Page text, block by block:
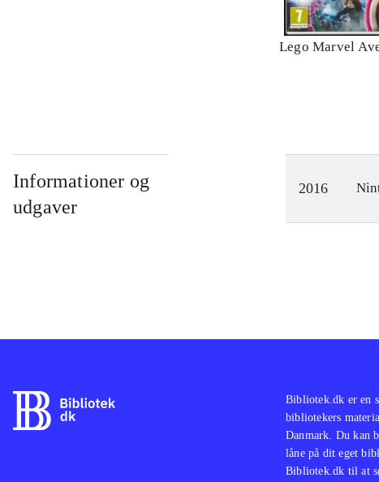
Lego Marvel
Informationer og
udgaver
2016
Bibliotek.dk er en
bibliotekers
Danmark. Du kan
låne på dit eget
Bibliotek.dk til at